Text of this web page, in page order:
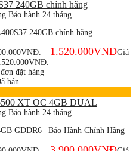
Bảo hành 24 tháng
240GB chính hãng
1.520.000VNĐGiá
đặt hàng
Bảo hành 24 tháng
GDDR6 | Bảo Hành Chính Hãng